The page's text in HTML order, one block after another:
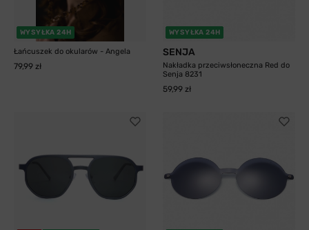
WYSYŁKA 24H
Łańcuszek do okularów - Angela
79,99 zł
WYSYŁKA 24H
SENJA
Nakładka przeciwsłoneczna Red do
Senja 8231
59,99 zł